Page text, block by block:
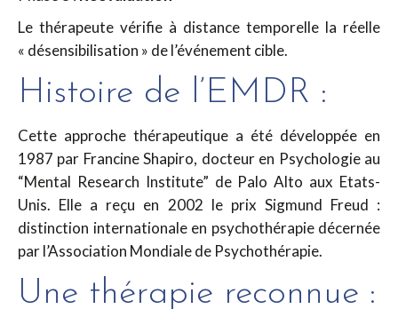
Le thérapeute vérifie à distance temporelle la réelle
« désensibilisation » de l’événement cible.
Histoire de l’EMDR :
Cette approche thérapeutique a été développée en
1987 par Francine Shapiro, docteur en Psychologie au
“Mental Research Institute” de Palo Alto aux Etats-
Unis. Elle a reçu en 2002 le prix Sigmund Freud :
distinction internationale en psychothérapie décernée
par l’Association Mondiale de Psychothérapie.
Une thérapie reconnue :